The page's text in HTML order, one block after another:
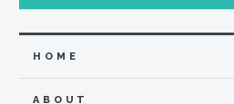
HOME
ABOUT